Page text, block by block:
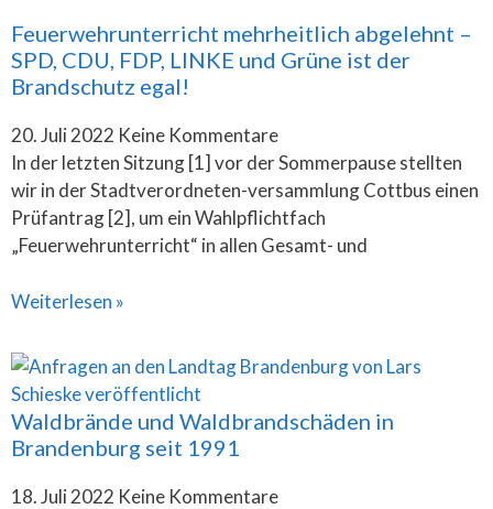
Feuerwehrunterricht mehrheitlich abgelehnt –
SPD, CDU, FDP, LINKE und Grüne ist der
Brandschutz egal!
20. Juli 2022 Keine Kommentare
In der letzten Sitzung [1] vor der Sommerpause stellten
wir in der Stadtverordneten-versammlung Cottbus einen
Prüfantrag [2], um ein Wahlpflichtfach
„Feuerwehrunterricht“ in allen Gesamt- und
Weiterlesen »
Waldbrände und Waldbrandschäden in
Brandenburg seit 1991
18. Juli 2022 Keine Kommentare